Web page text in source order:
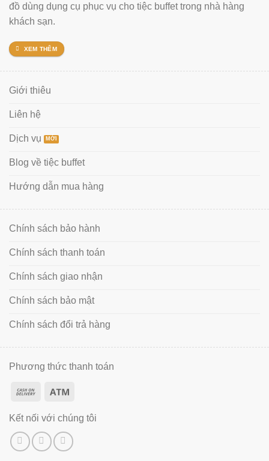
đồ dùng dụng cụ phục vụ cho tiệc buffet trong nhà hàng
khách sạn.
XEM THÊM
Giới thiêu
Liên hệ
Dịch vụ
Blog về tiệc buffet
Hướng dẫn mua hàng
Chính sách bảo hành
Chính sách thanh toán
Chính sách giao nhận
Chính sách bảo mật
Chính sách đổi trả hàng
Phương thức thanh toán
Kết nối với chúng tôi